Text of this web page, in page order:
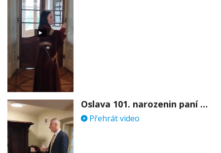
Oslava 101. narozenin paní Věry Skořepové
Přehrát video